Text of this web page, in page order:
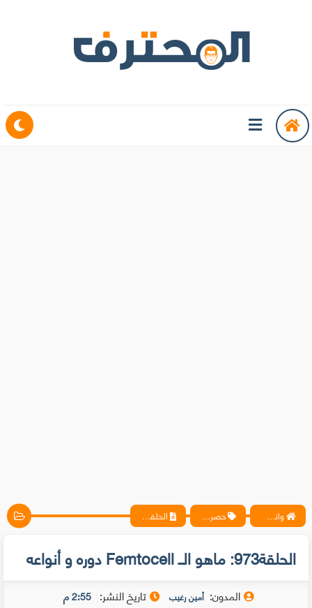
واتس آب ، فيسبوك ، أنترنت ، شروحات تقنية حصرية - المحترف حصريات الحلقة973: ماهو الــ Femtocell دوره و أنواعه
الحلقة973: ماهو الــ Femtocell دوره و أنواعه
المدون: أمين رغيب تاريخ النشر: 2:55 م